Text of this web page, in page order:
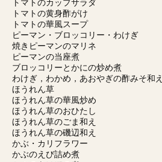
トマトのカップサラダ
トマトの黄身酢がけ
トマトの華風スープ
ピーマン・ブロッコリー・わけぎ
焼きピーマンのマリネ
ピーマンの当座煮
ブロッコリーとかにの炒め煮
わけぎ，わかめ，あおやぎの酢みそ和え
ほうれん草
ほうれん草の華風炒め
ほうれん草のおひたし
ほうれん草のごま和え
ほうれん草の磯辺和え
かぶ・カリフラワー
かぶのえび詰め煮